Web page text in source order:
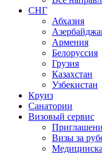
СНГ
Абхазия
Армения
Белоруссия
Грузия
Казахстан
Узбекистан
Круиз
Санатории
Визовый сервис
Визы за